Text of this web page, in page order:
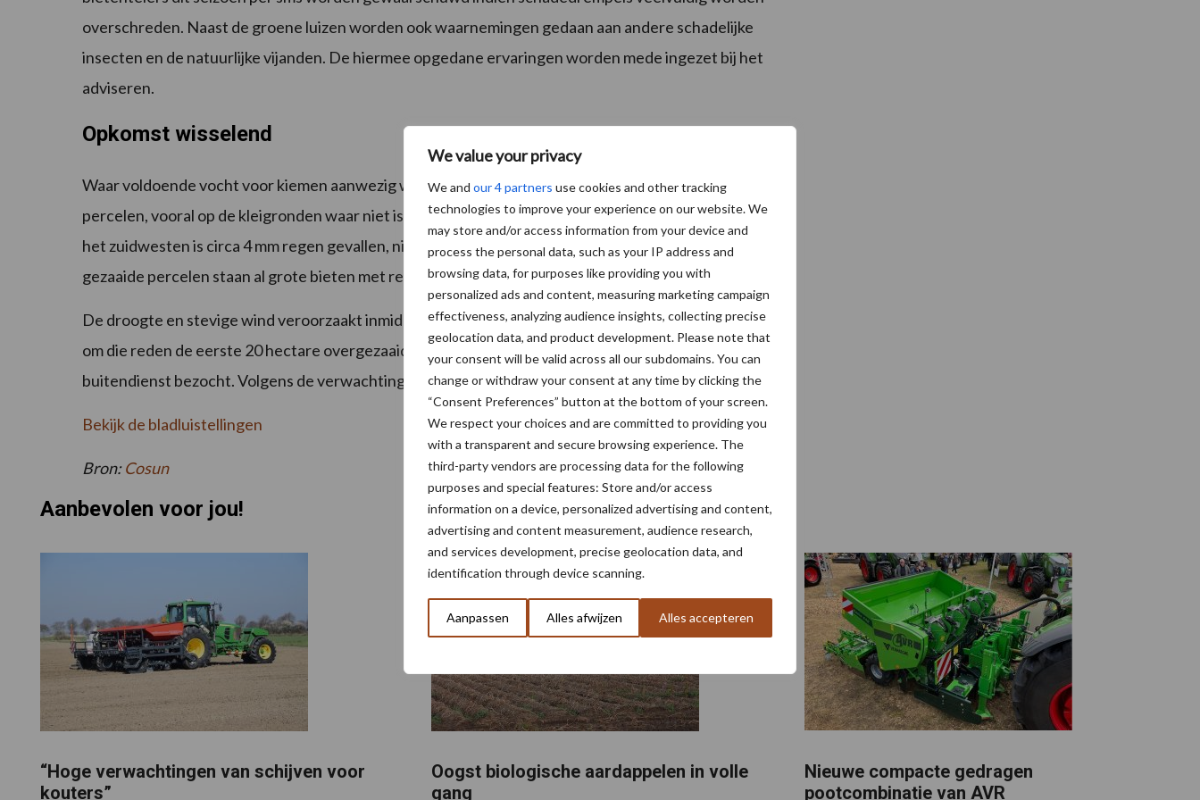
We value your privacy
We and our 4 partners use cookies and other tracking
technologies to improve your experience on our website. We
may store and/or access information from your device and
process the personal data, such as your IP address and
browsing data, for purposes like providing you with
personalized ads and content, measuring marketing campaign
effectiveness, analyzing audience insights, collecting precise
geolocation data, and product development. Please note that
your consent will be valid across all our subdomains. You can
change or withdraw your consent at any time by clicking the
“Consent Preferences” button at the bottom of your screen.
We respect your choices and are committed to providing you
with a transparent and secure browsing experience. The
third-party vendors are processing data for the following
purposes and special features: Store and/or access
information on a device, personalized advertising and content,
advertising and content measurement, audience research,
and services development, precise geolocation data, and
identification through device scanning.
Aanpassen Alles afwijzen Alles accepteren
overschreden. Naast de groene luizen worden ook waarnemingen gedaan aan andere schadelijke
insecten en de natuurlijke vijanden. De hiermee opgedane ervaringen worden mede ingezet bij het
adviseren.
Opkomst wisselend
Waar voldoende vocht voor kiemen aanwezig was is de opkomst uitstekend. Daarentegen zijn er ook
percelen, vooral op de kleigronden waar niet is beregend, waar nog steeds zaden droog liggen. In
het zuidwesten is circa 4 mm regen gevallen, niet voldoende maar helpt wel enigszins. Op de vroeg
gezaaide percelen staan al grote bieten met redelijke tot goede plantaantallen.
De droogte en stevige wind veroorzaakt inmiddels stuifschade in noordoost Nederland. Inmiddels is
om die reden de eerste 20 hectare overgezaaid. Regelmatig worden de kritische percelen door de
buitendienst bezocht. Volgens de verwachtingen houdt de droogte en de wind nog enige tijd aan.
Bekijk de bladluistellingen
Bron:Cosun
Aanbevolen voor jou!
“Hoge verwachtingen van schijven voor
kouters”
Oogst biologische aardappelen in volle
gang
Nieuwe compacte gedragen
pootcombinatie van AVR